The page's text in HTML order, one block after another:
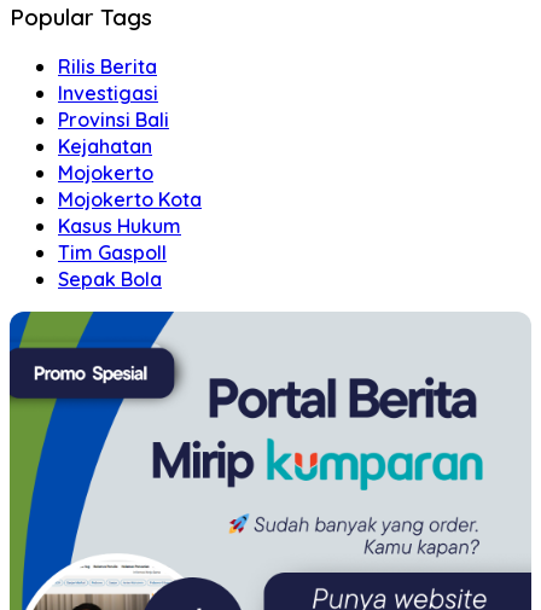
Popular Tags
Rilis Berita
Investigasi
Provinsi Bali
Kejahatan
Mojokerto
Mojokerto Kota
Kasus Hukum
Tim Gaspoll
Sepak Bola